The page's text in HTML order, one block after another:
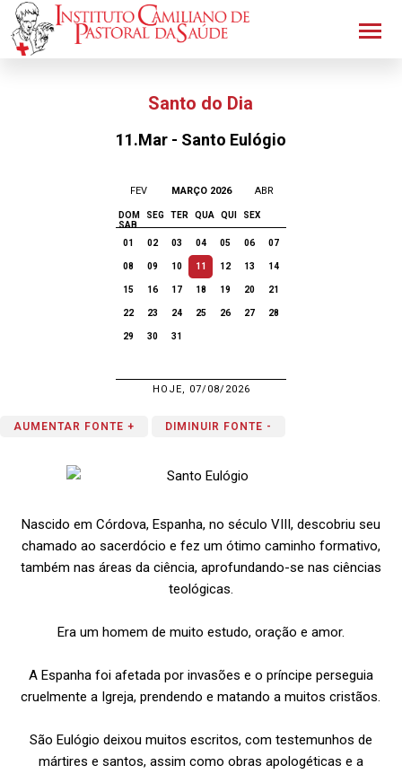
Santo do Dia
11.Mar - Santo Eulógio
FEV MARÇO 2026 ABR
DOM SEG TER QUA QUI
SEX
SAB
01
02 03 04 05 06 07
08 09 10 11 12 13 14
15 16 17 18 19 20 21
22 23 24 25 26 27 28
29 30 31
HOJE, 07/08/2026
AUMENTAR FONTE + DIMINUIR FONTE -
Nascido em Córdova, Espanha, no século VIII, descobriu seu
chamado ao sacerdócio e fez um ótimo caminho formativo,
também nas áreas da ciência, aprofundando-se nas ciências
teológicas.
Era um homem de muito estudo, oração e amor.
A Espanha foi afetada por invasões e o príncipe perseguia
cruelmente a Igreja, prendendo e matando a muitos cristãos.
São Eulógio deixou muitos escritos, com testemunhos de
mártires e santos, assim como obras apologéticas e a